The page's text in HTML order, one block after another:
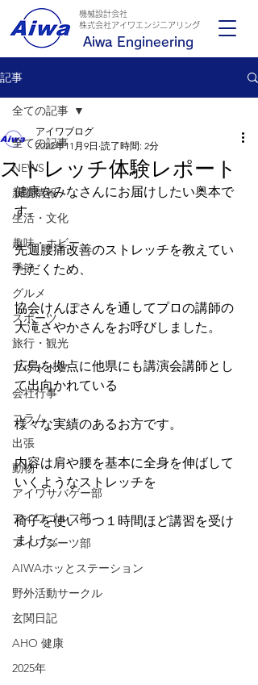
Aiwa Engineering
機械設計会社
​株式会社アイワエンジニアリング
記事
全ての記事
NEWS
新着情報
生活・文化
趣味・ホビー
季節
グルメ
スポーツ
旅行・観光
アウトドア
会社行事
コラム
出張
動物
アイワサバゲー部
アイワゴルフ部
アイワダーツ部
AIWAホッとステーション
野外活動サークル
玄関日記
AHO 健康
2025年
全ての記事
ストレッチ体験レポート
アイワブログ
2022年11月9日 読了時間: 2分
健康をみなさんにお届けしたい奥本で
す。
先週腰痛改善のストレッチを教えてい
ただくため、
協会けんぽさんを通してプロの講師の
大滝さやかさんをお呼びしました。
広島を拠点に他県にも講演会講師とし
て出向かれている
様々な実績のあるお方です。
内容は肩や腰を基本に全身を伸ばして
いくようなストレッチを
椅子を使いつつ１時間ほど講習を受け
ました。